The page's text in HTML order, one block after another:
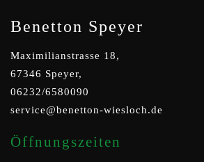
Benetton Speyer
Maximilianstrasse 18,
67346 Speyer,
06232/6580090
service@benetton-wiesloch.de
Öffnungszeiten